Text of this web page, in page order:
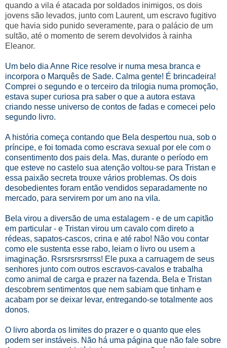
quando a vila é atacada por soldados inimigos, os dois
jovens são levados, junto com Laurent, um escravo fugitivo
que havia sido punido severamente, para o palácio de um
sultão, até o momento de serem devolvidos à rainha
Eleanor.
Um belo dia Anne Rice resolve ir numa mesa branca e
incorpora o Marquês de Sade. Calma gente! É brincadeira!
Comprei o segundo e o terceiro da trilogia numa promoção,
estava super curiosa pra saber o que a autora estava
criando nesse universo de contos de fadas e comecei pelo
segundo livro.
A história começa contando que Bela despertou nua, sob o
príncipe, e foi tomada como escrava sexual por ele com o
consentimento dos pais dela. Mas, durante o período em
que esteve no castelo sua atenção voltou-se para Tristan e
essa paixão secreta trouxe vários problemas. Os dois
desobedientes foram então vendidos separadamente no
mercado, para servirem por um ano na vila.
Bela virou a diversão de uma estalagem - e de um capitão
em particular - e Tristan virou um cavalo com direto a
rédeas, sapatos-cascos, crina e até rabo! Não vou contar
como ele sustenta esse rabo, leiam o livro ou usem a
imaginação. Rsrsrsrsrsrrss! Ele puxa a carruagem de seus
senhores junto com outros escravos-cavalos e trabalha
como animal de carga e prazer na fazenda. Bela e Tristan
descobrem sentimentos que nem sabiam que tinham e
acabam por se deixar levar, entregando-se totalmente aos
donos.
O livro aborda os limites do prazer e o quanto que eles
podem ser instáveis. Não há uma página que não fale sobre